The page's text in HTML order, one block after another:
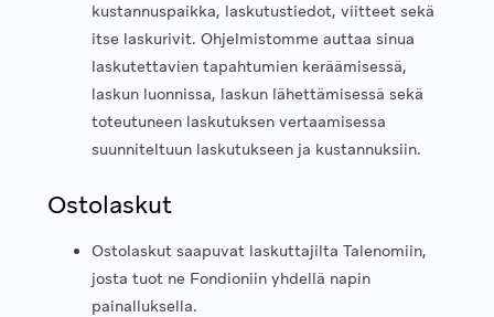
kustannuspaikka, laskutustiedot, viitteet sekä
itse laskurivit. Ohjelmistomme auttaa sinua
laskutettavien tapahtumien keräämisessä,
laskun luonnissa, laskun lähettämisessä sekä
toteutuneen laskutuksen vertaamisessa
suunniteltuun laskutukseen ja kustannuksiin.
Ostolaskut
Ostolaskut saapuvat laskuttajilta Talenomiin,
josta tuot ne Fondioniin yhdellä napin
painalluksella.